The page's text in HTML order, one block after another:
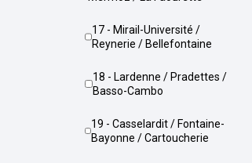
17 - Mirail-Université /
Reynerie / Bellefontaine
18 - Lardenne / Pradettes /
Basso-Cambo
19 - Casselardit / Fontaine-
Bayonne / Cartoucherie